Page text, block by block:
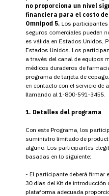
no proporciona un nivel
financiera para el costo
Omnipod 5. Los
seguros comerciales pueden
es válida en Estados Unidos,
Estados Unidos. Los
a través del canal de equipos
médicos duraderos de
programa de tarjeta de
en contacto con el servicio de
llamando al 1-800-591-3455.
1. Detalles del programa
Con este Programa, los
suministro limitado de
alguno. Los participantes
basadas en lo siguiente:
- El participante deberá firmar
30 días del Kit de introducción
plataforma adecuada